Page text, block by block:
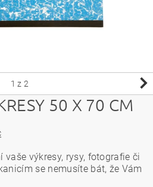
1 z 2
50 X 70 CM
vaše výkresy, rysy, fotografie či
se nemusíte bát, že Vám